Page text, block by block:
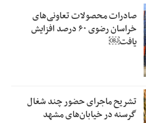
صادرات محصولات تعاونی‌های
خراسان رضوی ۶۰ درصد افزایش
یافت￼
تشریح ماجرای حضور چند شغال
گرسنه در خیابان‌های مشهد